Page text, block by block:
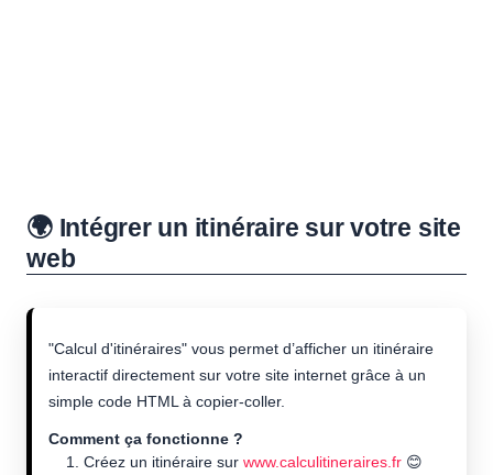
🌍 Intégrer un itinéraire sur votre site
web
"Calcul d'itinéraires" vous permet d’afficher un itinéraire
interactif directement sur votre site internet grâce à un
simple code HTML à copier-coller.
Comment ça fonctionne ?
Créez un itinéraire sur www.calculitineraires.fr 😊